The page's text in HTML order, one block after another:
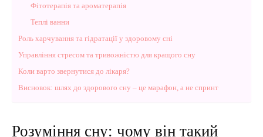
Фітотерапія та ароматерапія
Теплі ванни
Роль харчування та гідратації у здоровому сні
Управління стресом та тривожністю для кращого сну
Коли варто звернутися до лікаря?
Висновок: шлях до здорового сну – це марафон, а не спринт
Розуміння сну: чому він такий